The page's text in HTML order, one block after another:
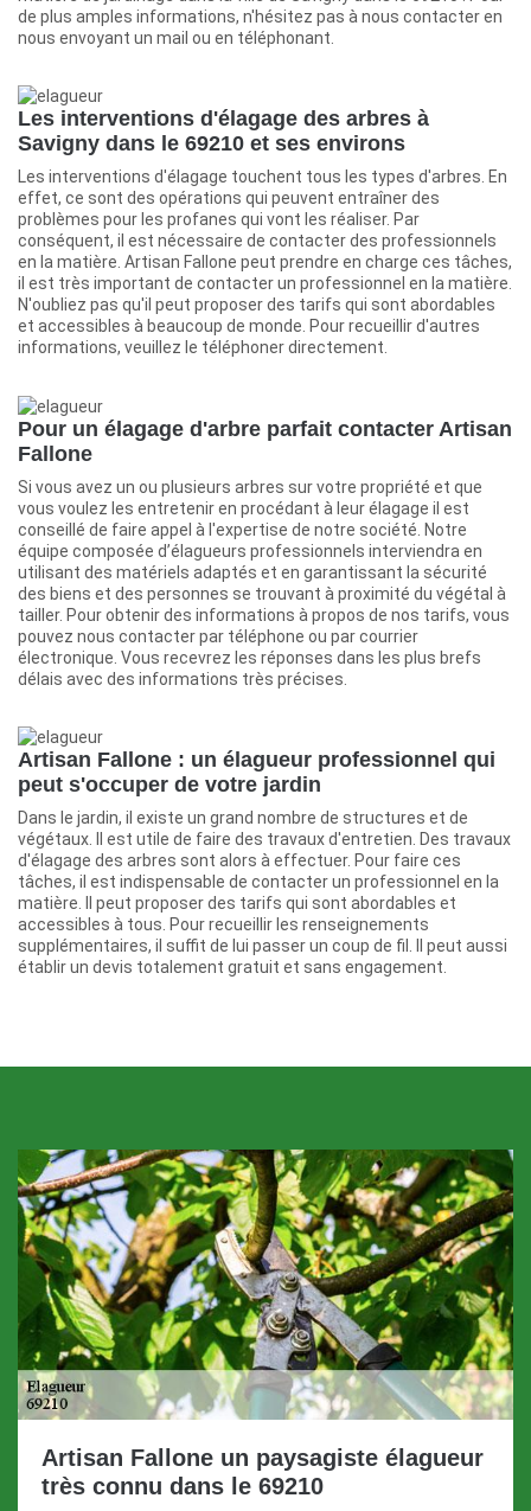
de plus amples informations, n'hésitez pas à nous contacter en
nous envoyant un mail ou en téléphonant.
Les interventions d'élagage des arbres à
Savigny dans le 69210 et ses environs
Les interventions d'élagage touchent tous les types d'arbres. En
effet, ce sont des opérations qui peuvent entraîner des
problèmes pour les profanes qui vont les réaliser. Par
conséquent, il est nécessaire de contacter des professionnels
en la matière. Artisan Fallone peut prendre en charge ces tâches,
il est très important de contacter un professionnel en la matière.
N'oubliez pas qu'il peut proposer des tarifs qui sont abordables
et accessibles à beaucoup de monde. Pour recueillir d'autres
informations, veuillez le téléphoner directement.
Pour un élagage d'arbre parfait contacter Artisan
Fallone
Si vous avez un ou plusieurs arbres sur votre propriété et que
vous voulez les entretenir en procédant à leur élagage il est
conseillé de faire appel à l'expertise de notre société. Notre
équipe composée d’élagueurs professionnels interviendra en
utilisant des matériels adaptés et en garantissant la sécurité
des biens et des personnes se trouvant à proximité du végétal à
tailler. Pour obtenir des informations à propos de nos tarifs, vous
pouvez nous contacter par téléphone ou par courrier
électronique. Vous recevrez les réponses dans les plus brefs
délais avec des informations très précises.
Artisan Fallone : un élagueur professionnel qui
peut s'occuper de votre jardin
Dans le jardin, il existe un grand nombre de structures et de
végétaux. Il est utile de faire des travaux d'entretien. Des travaux
d'élagage des arbres sont alors à effectuer. Pour faire ces
tâches, il est indispensable de contacter un professionnel en la
matière. Il peut proposer des tarifs qui sont abordables et
accessibles à tous. Pour recueillir les renseignements
supplémentaires, il suffit de lui passer un coup de fil. Il peut aussi
établir un devis totalement gratuit et sans engagement.
Artisan Fallone un paysagiste élagueur
très connu dans le 69210